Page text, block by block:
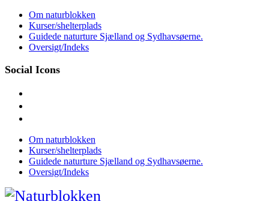
Skip
content
Om naturblokken
Kurser/shelterplads
Guidede naturture Sjælland og Sydhavsøerne.
Oversigt/Indeks
Social Icons
Om naturblokken
Kurser/shelterplads
Guidede naturture Sjælland og Sydhavsøerne.
Oversigt/Indeks